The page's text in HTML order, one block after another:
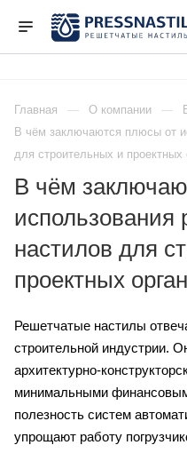
Главная О компании
В чём заключаются плюсы от
для строительных и проектных
В чём
использования
настилов для
проектных
Решетчатые настилы
строительной индустрии.
архитектурно-
минимальными
полезность систем
упрощают работу